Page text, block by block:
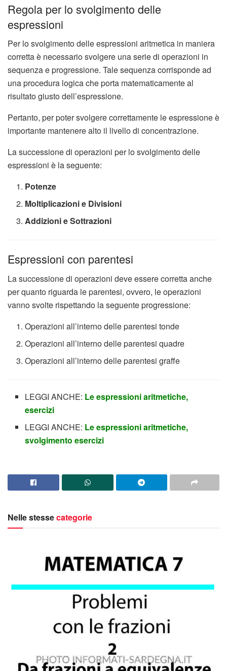
Regola per lo svolgimento delle
espressioni
Per lo svolgimento delle espressioni aritmetica in maniera
corretta è necessario svolgere una serie di operazioni in
sequenza e progressione. Tale sequenza corrisponde ad
una procedura logica che porta matematicamente al
risultato giusto dell’espressione.
Pertanto, per poter svolgere correttamente le espressione è
importante mantenere alto il livello di concentrazione.
La successione di operazioni per lo svolgimento delle
espressioni è la seguente:
Potenze
Moltiplicazioni e Divisioni
Addizioni e Sottrazioni
Espressioni con parentesi
La successione di operazioni deve essere corretta anche
per quanto riguarda le parentesi, ovvero, le operazioni
vanno svolte rispettando la seguente progressione:
Operazioni all’interno delle parentesi tonde
Operazioni all’interno delle parentesi quadre
Operazioni all’interno delle parentesi graffe
LEGGI ANCHE: Le espressioni aritmetiche,
esercizi
LEGGI ANCHE: Le espressioni aritmetiche,
svolgimento esercizi
Nelle stessecategorie